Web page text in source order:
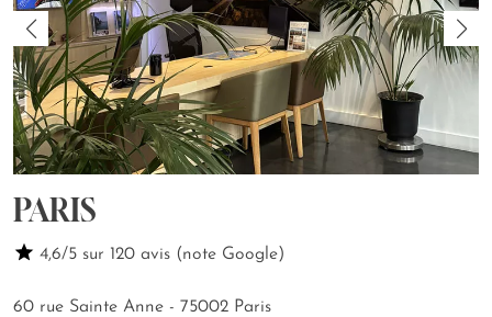
PARIS
4,6/5 sur 120 avis (note Google)
60 rue Sainte Anne - 75002 Paris